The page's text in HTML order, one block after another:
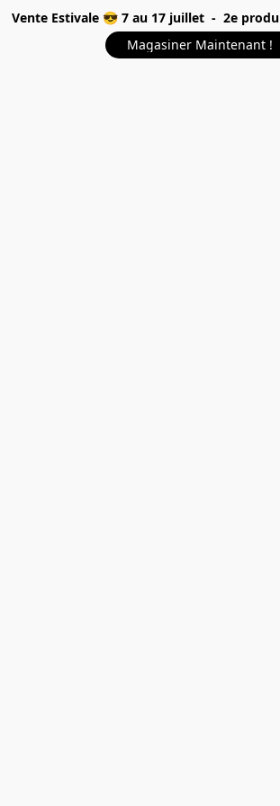
Vente Estivale 😎 7 au 17 juillet - 2e
Magasiner Maintenant !